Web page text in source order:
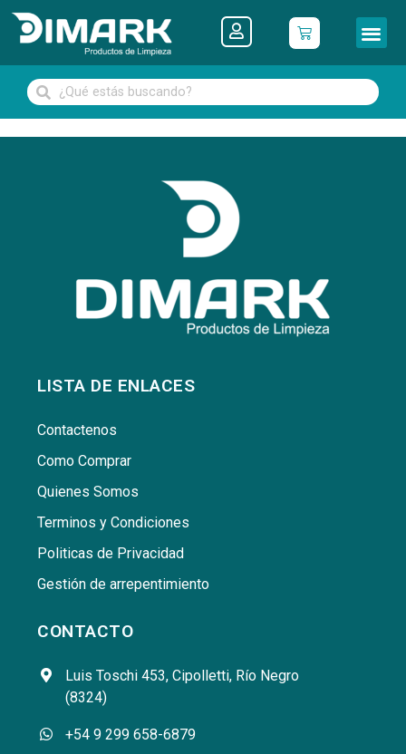
LISTA DE ENLACES
Contactenos
Como Comprar
Quienes Somos
Terminos y Condiciones
Politicas de Privacidad
Gestión de arrepentimiento
CONTACTO
Luis Toschi 453, Cipolletti, Río Negro
(8324)
+54 9 299 658-6879